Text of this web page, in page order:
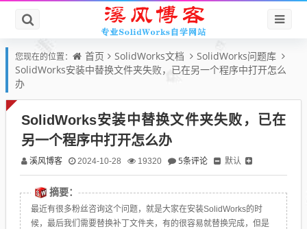
您现在的位置： 首页 SolidWorks文档
SolidWorks问题库
SolidWorks安装中替换文件夹失败，已在另一个程序中打开怎么
办
SolidWorks安装中替换文件夹失败，已在
另一个程序中打开怎么办
溪风博客 2024-10-28 19320 5条评论 默认
摘要：
最近有很多粉丝咨询这个问题，就是大家在安装SolidWorks的时
候，最后我们需要替换补丁文件夹，有的很容易就替换完成，但是